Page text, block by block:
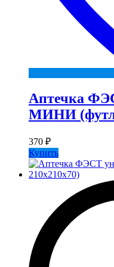
Аптечка
МИНИ
370 ₽
Купить